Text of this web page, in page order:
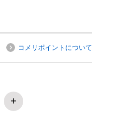
コメリポイントについて